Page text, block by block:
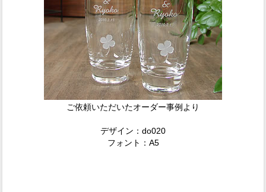
ご依頼いただいたオーダー事例より
デザイン：do020
フォント：A5